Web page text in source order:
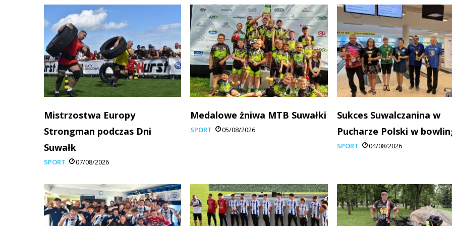
Mistrzostwa Europy
Strongman podczas Dni
Suwałk
SPORT 07/08/2026
Medalowe żniwa MTB Suwałki
SPORT 05/08/2026
Sukces Suwalczanina w
Pucharze Polski w
SPORT 04/08/2026